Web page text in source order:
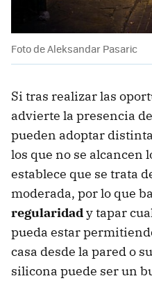
Foto de Aleksandar Pasaric
Si tras realizar las
advierte la presencia
pueden adoptar
los que no se alcancen
establece que se trata
moderada, por lo que
regularidady tapar
pueda estar
casa desde la pared o
silicona puede ser un